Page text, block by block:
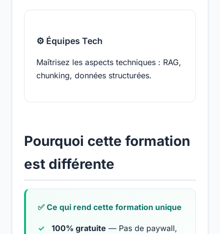
⚙️ Équipes Tech
Maîtrisez les aspects techniques : RAG,
chunking, données structurées.
Pourquoi cette formation
est différente
✅ Ce qui rend cette formation unique
100% gratuite — Pas de paywall,